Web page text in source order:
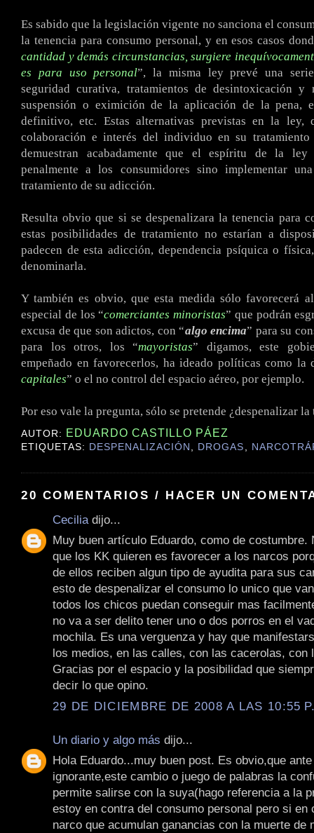
Es sabido que la legislación vigente no sanciona el
la tenencia para consumo personal, y en esos casos
cantidad y demás circunstancias, surgiere
es para uso personal”, la misma ley prevé una
seguridad curativa, tratamientos de desintoxicación y
suspensión o eximición de la aplicación de la pena,
definitivo, etc. Estas alternativas previstas en la ley,
colaboración e interés del individuo en su
demuestran acabadamente que el espíritu de la
penalmente a los consumidores sino implementar
tratamiento de su adicción.
Resulta obvio que si se despenalizara la tenencia para
estas posibilidades de tratamiento no estarían a
padecen de esta adicción, dependencia psíquica o
denominarla.
Y también es obvio, que esta medida sólo favorecerá
especial de los “comerciantes minoristas” que podrán
excusa de que son adictos, con “algo encima” para su
para los otros, los “mayoristas” digamos, este
empeñado en favorecerlos, ha ideado políticas como la
capitales” o el no control del espacio aéreo, por ejemplo.
Por eso vale la pregunta, sólo se pretende ¿despenalizar la
AUTOR: EDUARDO CASTILLO PÁEZ
ETIQUETAS: DESPENALIZACIÓN , DROGAS ,
20 COMENTARIOS / HACER UN
Cecilia dijo...
Muy buen artículo Eduardo, como de costumbre.
que los KK quieren es favorecer a los narcos
de ellos reciben algun tipo de ayudita para sus
esto de despenalizar el consumo lo unico que
todos los chicos puedan conseguir mas
no va a ser delito tener uno o dos porros en el
mochila. Es una verguenza y hay que
los medios, en las calles, con las cacerolas, con
Gracias por el espacio y la posibilidad que
decir lo que opino.
29 DE DICIEMBRE DE 2008 A LAS 10:55
Un diario y algo más dijo...
Hola Eduardo...muy buen post. Es obvio,que
ignorante,este cambio o juego de palabras la
permite salirse con la suya(hago referencia a la
estoy en contra del consumo personal pero si en
narco que acumulan ganancias con la muerte de